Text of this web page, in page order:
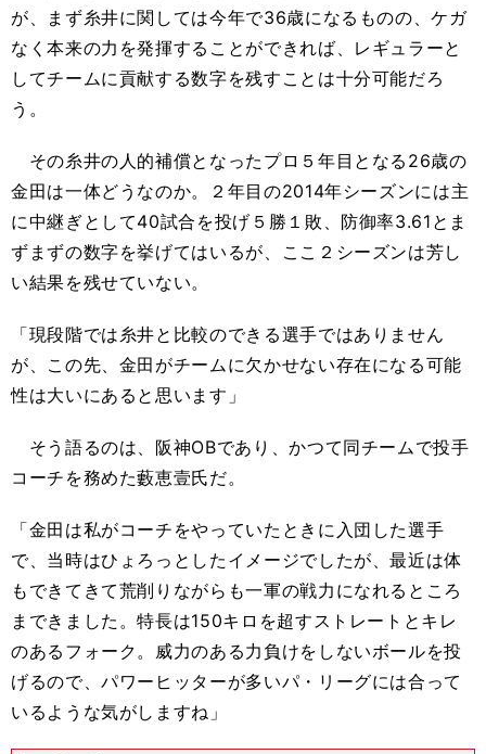
が、まず糸井に関しては今年で36歳になるものの、ケガ
なく本来の力を発揮することができれば、レギュラーと
してチームに貢献する数字を残すことは十分可能だろ
う。
その糸井の人的補償となったプロ５年目となる26歳の
金田は一体どうなのか。２年目の2014年シーズンには主
に中継ぎとして40試合を投げ５勝１敗、防御率3.61とま
ずまずの数字を挙げてはいるが、ここ２シーズンは芳し
い結果を残せていない。
「現段階では糸井と比較のできる選手ではありません
が、この先、金田がチームに欠かせない存在になる可能
性は大いにあると思います」
そう語るのは、阪神OBであり、かつて同チームで投手
コーチを務めた藪恵壹氏だ。
「金田は私がコーチをやっていたときに入団した選手
で、当時はひょろっとしたイメージでしたが、最近は体
もできてきて荒削りながらも一軍の戦力になれるところ
まできました。特長は150キロを超すストレートとキレ
のあるフォーク。威力のある力負けをしないボールを投
げるので、パワーヒッターが多いパ・リーグには合って
いるような気がしますね」